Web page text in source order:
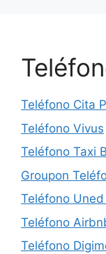
Teléfono Cita
Teléfono Vivus
Teléfono Taxi
Groupon
Teléfono
Teléfono
Teléfono